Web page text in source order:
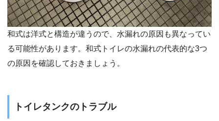
和式は洋式と構造が違うので、水漏れの原因も異なってい
る可能性があります。和式トイレの水漏れの代表的な3つ
の原因を確認しておきましょう。
トイレタンクのトラブル